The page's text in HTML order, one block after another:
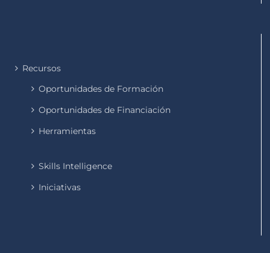
Recursos
Oportunidades de Formación
Oportunidades de Financiación
Herramientas
Skills Intelligence
Iniciativas